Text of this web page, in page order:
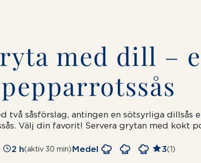
med dill –
pepparrotssås
två såsförslag, antingen en sötsyrliga dillsås
Välj din favorit! Servera grytan med kokt
2 h(aktiv 30 min)Medel 3(1)